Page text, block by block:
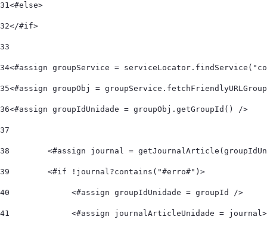
31<#else>
32</#if>
33
34<#assign groupService =
35<#assign groupObj =
36<#assign groupIdUnidade = groupObj.getGroupId() />
37
38
<#assign journal =
39
        <#if !journal?contains("#erro#")>
40
             <#assign groupIdUnidade = groupId />
41
<#assign journalArticleUnidade =